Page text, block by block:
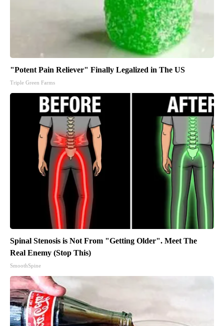
"Potent Pain Reliever" Finally Legalized in The US
Triple Green Farms
Spinal Stenosis is Not From "Getting Older". Meet The
Real Enemy (Stop This)
SmoothSpine